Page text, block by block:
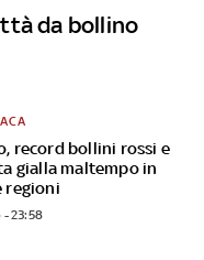
da bollino
record bollini rossi e
gialla maltempo in
regioni
- 23:58